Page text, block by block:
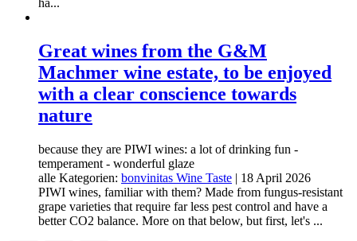
ha...
Great wines from the G&M
Machmer wine estate, to be enjoyed
with a clear conscience towards
nature
because they are PIWI wines: a lot of drinking fun -
temperament - wonderful glaze
alle Kategorien: bonvinitas Wine Taste | 18 April 2026
PIWI wines, familiar with them? Made from fungus-resistant
grape varieties that require far less pest control and have a
better CO2 balance. More on that below, but first, let's ...